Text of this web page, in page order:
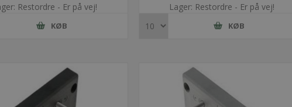
Restordre - Er på vej!
KØB
Lager: Restordre - Er på vej!
KØB